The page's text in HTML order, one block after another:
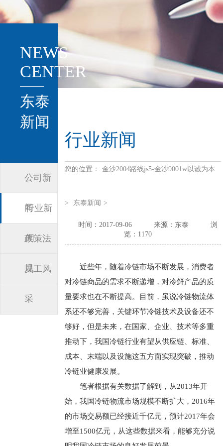
NEWS
CENTER
东泰
新闻
公司新
闻
行业新
闻
政策法
规
员工风
采
行业新闻
您的位置： 金沙2004路线js5-金沙9001w以诚为本
> 东泰新闻 >
时间：2017-09-06 来源：东泰
浏
览：1170
近些年，随着冷链市场不断发展，消费者
对冷链商品的需求不断递增，对冷鲜产品的质
量要求也在不断提高。目前，虽说冷链物流体
系还不够完善，关键环节冷链技术及设备还不
够好，但是未来，在国家、企业、技术等多重
推动下，我国冷链行业有望从供应链、标准、
成本、末端以及设施这五方面实现突破，推动
冷链业健康发展。
笔者根据有关数据了解到，从2013年开
始，我国冷链物流市场规模不断扩大，2016年
的市场交易额已经接近千亿元，预计2017年会
增至1500亿元，从这些数据来看，能够充分说